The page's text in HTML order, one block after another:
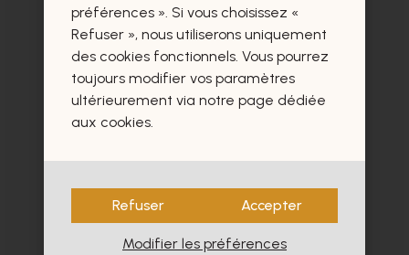
préférences ». Si vous choisissez «
Refuser », nous utiliserons uniquement
des cookies fonctionnels. Vous pourrez
toujours modifier vos paramètres
ultérieurement via notre page dédiée
aux cookies.
Refuser Accepter
Modifier les préférences